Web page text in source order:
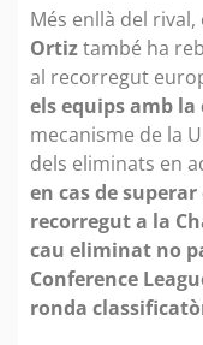
Més enllà del
Ortiztambé ha
al recorregut
els equips amb la
mecanisme de la
dels eliminats en
en cas de
recorregut a la
cau eliminat no
Conference
ronda